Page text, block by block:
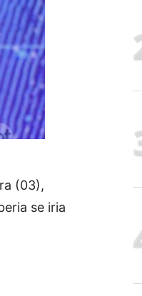
(03),
se iria